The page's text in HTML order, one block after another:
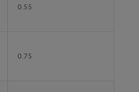
0.55
0.75